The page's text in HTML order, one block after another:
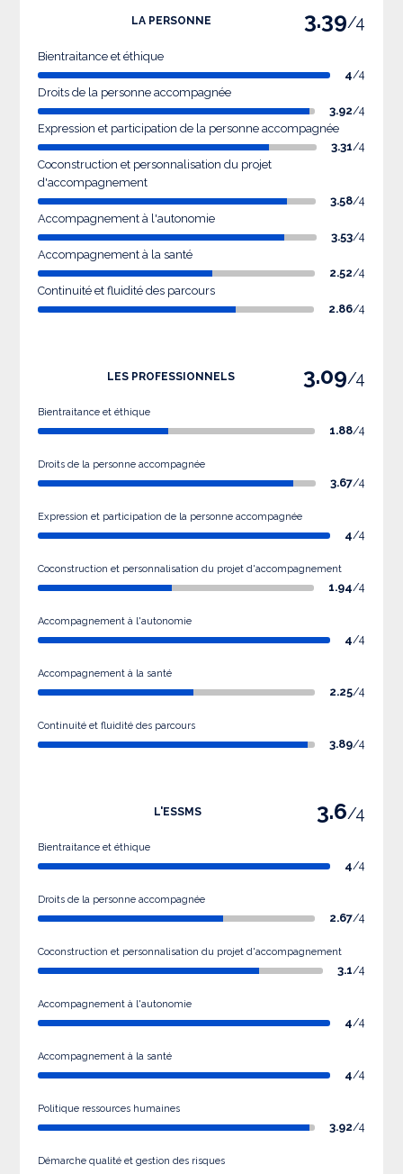
LA PERSONNE 3.39/4
Bientraitance et éthique
4/4
Droits de la personne accompagnée
3.92/4
Expression et participation de la personne accompagnée
3.31/4
Coconstruction et personnalisation du projet
d'accompagnement
3.58/4
Accompagnement à l'autonomie
3.53/4
Accompagnement à la santé
2.52/4
Continuité et fluidité des parcours
2.86/4
LES PROFESSIONNELS 3.09/4
Bientraitance et éthique
1.88/4
Droits de la personne accompagnée
3.67/4
Expression et participation de la personne accompagnée
4/4
Coconstruction et personnalisation du projet d'accompagnement
1.94/4
Accompagnement à l'autonomie
4/4
Accompagnement à la santé
2.25/4
Continuité et fluidité des parcours
3.89/4
L'ESSMS 3.6/4
Bientraitance et éthique
4/4
Droits de la personne accompagnée
2.67/4
Coconstruction et personnalisation du projet d'accompagnement
3.1/4
Accompagnement à l'autonomie
4/4
Accompagnement à la santé
4/4
Politique ressources humaines
3.92/4
Démarche qualité et gestion des risques